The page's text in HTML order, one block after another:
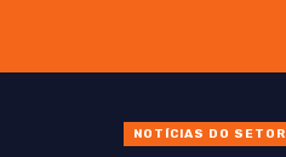
NOTÍCIAS DO SETOR